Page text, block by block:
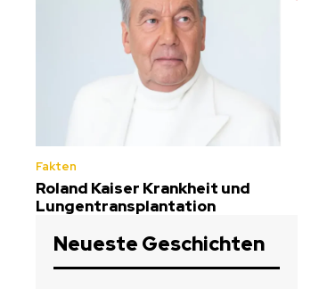
Fakten
Roland Kaiser Krankheit und
Lungentransplantation
Neueste Geschichten